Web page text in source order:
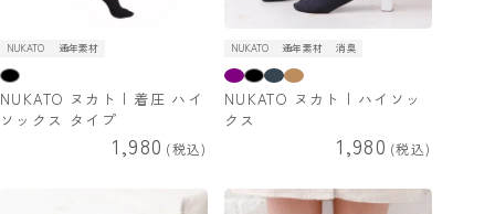
NUKATO 通年素材
NUKATO ヌカト | 着圧 ハイ
ソックス タイプ
1,980 税込
NUKATO 通年素材 消臭
NUKATO ヌカト | ハイソッ
クス
1,980 税込